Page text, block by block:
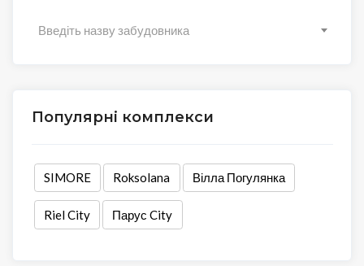
Введіть назву забудовника
Популярні комплекси
SIMORE Roksolana Вілла Погулянка
Riel City Парус City